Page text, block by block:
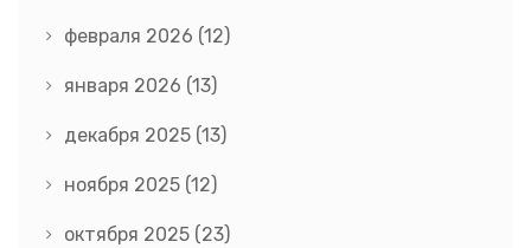
февраля 2026 (12)
января 2026 (13)
декабря 2025 (13)
ноября 2025 (12)
октября 2025 (23)